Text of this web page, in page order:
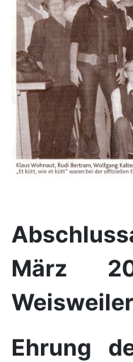
März
Weisweiler
Ehrung